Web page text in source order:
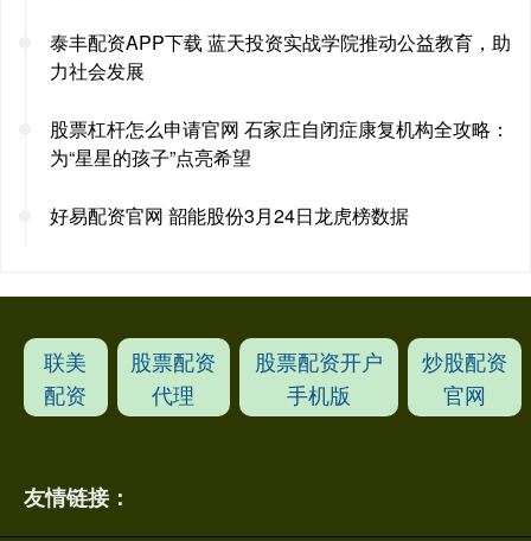
泰丰配资APP下载 蓝天投资实战学院推动公益教育，助
力社会发展
股票杠杆怎么申请官网 石家庄自闭症康复机构全攻略：
为“星星的孩子”点亮希望
好易配资官网 韶能股份3月24日龙虎榜数据
联美
配资
股票配资
代理
股票配资开户
手机版
炒股配资
官网
友情链接：